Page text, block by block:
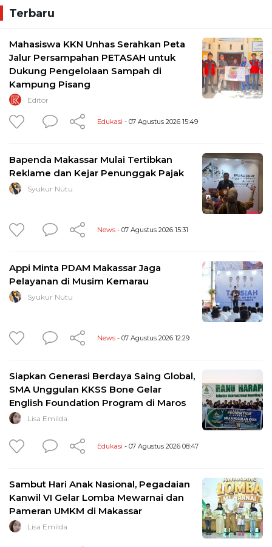
Terbaru
Mahasiswa KKN Unhas Serahkan Peta
Jalur Persampahan PETASAH untuk
Dukung Pengelolaan Sampah di
Kampung Pisang
Editor
Edukasi - 07 Agustus 2026 15:49
Bapenda Makassar Mulai Tertibkan
Reklame dan Kejar Penunggak Pajak
Syukur Nutu
News - 07 Agustus 2026 15:31
Appi Minta PDAM Makassar Jaga
Pelayanan di Musim Kemarau
Syukur Nutu
News - 07 Agustus 2026 12:29
Siapkan Generasi Berdaya Saing Global,
SMA Unggulan KKSS Bone Gelar
English Foundation Program di Maros
Lisa Emilda
Edukasi - 07 Agustus 2026 08:47
Sambut Hari Anak Nasional, Pegadaian
Kanwil VI Gelar Lomba Mewarnai dan
Pameran UMKM di Makassar
Lisa Emilda